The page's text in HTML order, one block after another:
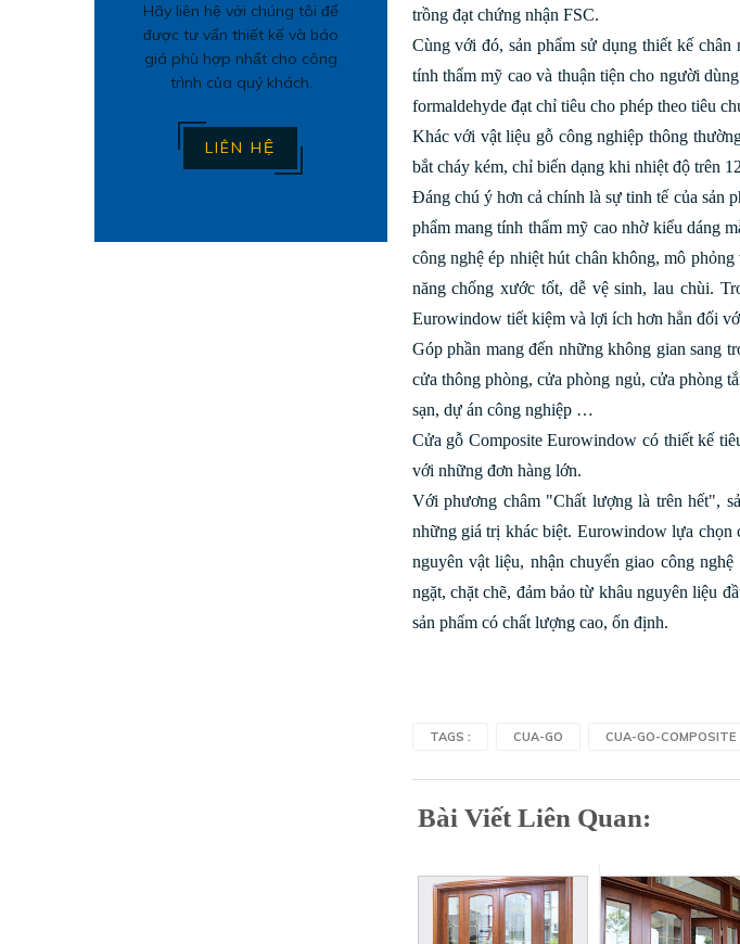
trồng đạt chứng nhận FSC.
Cùng với đó, sản phẩm sử dụng thiết kế
tính thẩm mỹ cao và thuận tiện cho người
formaldehyde đạt chỉ tiêu cho phép theo tiêu
Khác với vật liệu gỗ công nghiệp thông
bắt cháy kém, chỉ biến dạng khi nhiệt độ trên
Đáng chú ý hơn cả chính là sự tinh tế của sản
phẩm mang tính thẩm mỹ cao nhờ kiểu dáng
công nghệ ép nhiệt hút chân không, mô
năng chống xước tốt, dễ vệ sinh, lau chùi.
Eurowindow tiết kiệm và lợi ích hơn hẳn đối
Góp phần mang đến những không gian sang
cửa thông phòng, cửa phòng ngủ, cửa phòng
sạn, dự án công nghiệp …
Cửa gỗ Composite Eurowindow có thiết kế
với những đơn hàng lớn.
Với phương châm "Chất lượng là trên hết",
những giá trị khác biệt. Eurowindow lựa chọn
nguyên vật liệu, nhận chuyển giao công
ngặt, chặt chẽ, đảm bảo từ khâu nguyên liệu
sản phẩm có chất lượng cao, ổn định.
TAGS : CUA-GO CUA-GO-COMPOSITE
Bài Viết Liên Quan:
Hãy liên hệ với chúng tôi để
được tư vấn thiết kế và báo
giá phù hợp nhất cho công
trình của quý khách.
LIÊN HỆ